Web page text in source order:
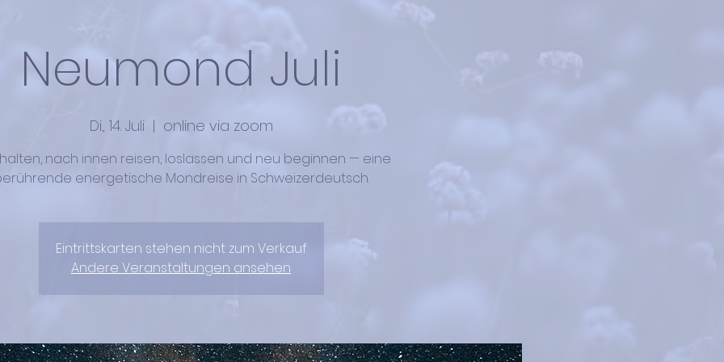
Neumond Juli
Di., 14. Juli
  |
online via zoom
nach innen reisen, loslassen und neu beginnen — eine
energetische Mondreise in Schweizerdeutsch.
Eintrittskarten stehen nicht zum Verkauf
Andere Veranstaltungen ansehen